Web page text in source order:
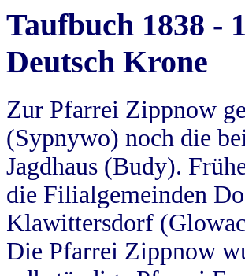
Taufbuch 1838 -
Deutsch Krone
Zur Pfarrei Zippnow
(Sypnywo) noch die
Jagdhaus (Budy).
die Filialgemeinden
Klawittersdorf
Die Pfarrei Zippnow